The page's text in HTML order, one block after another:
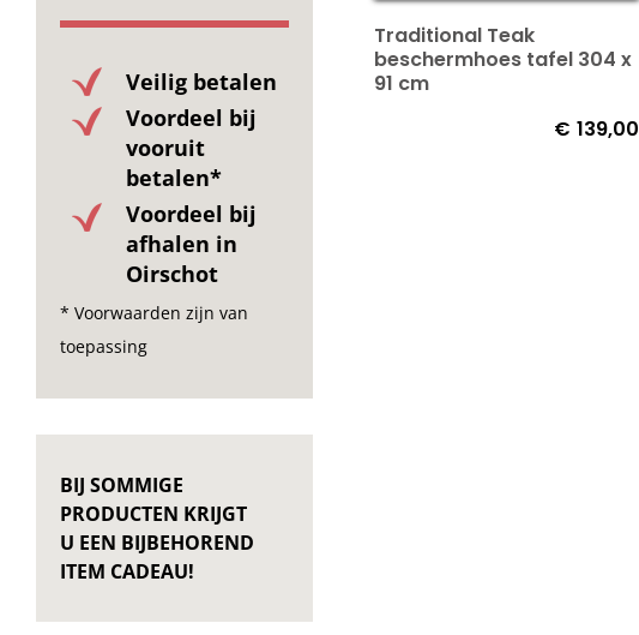
Traditional Teak
beschermhoes tafel 304 x
91 cm
€ 139,00
Veilig betalen
Voordeel bij
vooruit
betalen*
Voordeel bij
afhalen in
Oirschot
* Voorwaarden zijn van
toepassing
BIJ SOMMIGE
PRODUCTEN KRIJGT
U EEN BIJBEHOREND
ITEM CADEAU!